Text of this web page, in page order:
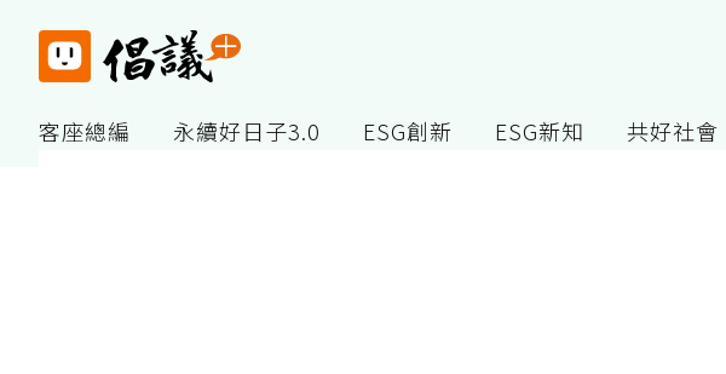
客座總編 永續好日子3.0 ESG創新 ESG新知 共好社會